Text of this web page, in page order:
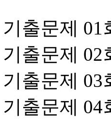
출문제 01
출문제 02
출문제 03
출문제 04